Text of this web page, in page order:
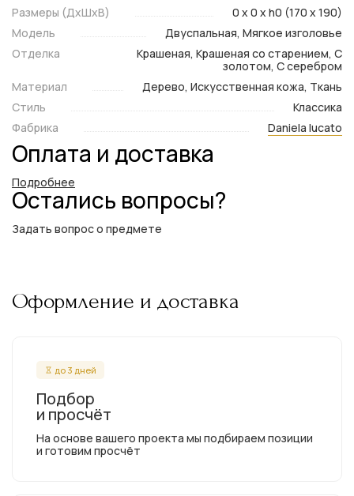
Размеры (ДxШxВ)
0 x 0 x h0 (170 x 190)
Модель
Двуспальная, Мягкое изголовье
Отделка
Крашеная, Крашеная со старением, С
золотом, С серебром
Материал
Дерево, Искусственная кожа, Ткань
Стиль
Классика
Фабрика
Daniela lucato
Оплата и доставка
Подробнее
Остались вопросы?
Задать вопрос о предмете
Оформление и доставка
до 3 дней
Подбор
и просчёт
На основе вашего проекта мы подбираем позиции
и готовим просчёт